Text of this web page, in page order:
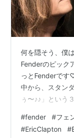
何を隠そう、僕
Fenderのピック
っとFenderです
中から、スタン
ぅ〜♪♪」という
( フェンダー ) /
料無料！税込！
#fender #フェ
#EricClapton #